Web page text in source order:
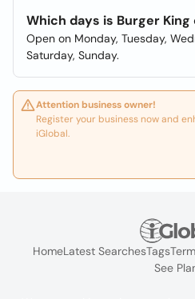
Which days is Burger King
Open on Monday, Tuesday,
Saturday, Sunday.
Attention business owner!
Register your business now and
iGlobal.
HomeLatest SearchesTags
See